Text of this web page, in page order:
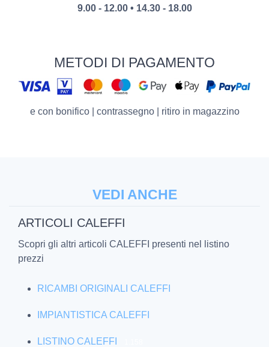
9.00 - 12.00 • 14.30 - 18.00
METODI DI PAGAMENTO
e con bonifico | contrassegno | ritiro in magazzino
VEDI ANCHE
ARTICOLI CALEFFI
Scopri gli altri articoli CALEFFI presenti nel listino
prezzi
RICAMBI ORIGINALI CALEFFI
IMPIANTISTICA CALEFFI
LISTINO CALEFFI